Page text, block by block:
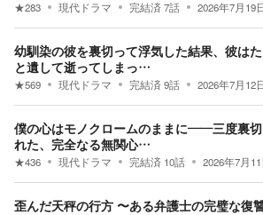
★283 現代ドラマ 完結済7話 2026年7月19
幼馴染の彼を裏切って浮気した結果、彼はた
と遺して逝ってしまっ…
★569 現代ドラマ 完結済9話 2026年7月12
僕の心はモノクロームのままに――三度裏
れた、完全なる無関心…
★436 現代ドラマ 完結済 10話 2026年7月11
歪んだ天秤の行方 〜ある弁護士の完璧な復